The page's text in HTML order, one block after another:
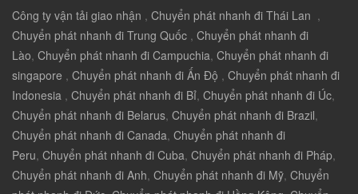
Công ty vận tải giao nhận , Chuyển phát nhanh đi Thái Lan ,
Chuyển phát nhanh đi Trung Quốc , Chuyển phát nhanh đi
Lào, Chuyển phát nhanh đi Campuchia, Chuyển phát nhanh đi
singapore , Chuyển phát nhanh đi Ấn Độ , Chuyển phát nhanh đi
Indonesia , Chuyển phát nhanh đi Bỉ, Chuyển phát nhanh đi Úc,
Chuyển phát nhanh đi Belarus, Chuyển phát nhanh đi Brazil,
Chuyển phát nhanh đi Canada, Chuyển phát nhanh đi
Peru, Chuyển phát nhanh đi Cuba, Chuyển phát nhanh đi Pháp,
Chuyển phát nhanh đi Anh, Chuyển phát nhanh đi Mỹ, Chuyển